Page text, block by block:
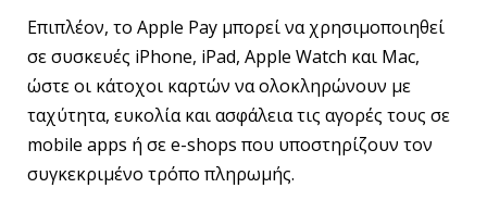
Επιπλέον, το Apple Pay μπορεί να χρησιμοποιηθεί
σε συσκευές iPhone, iPad, Apple Watch και Mac,
ώστε οι κάτοχοι καρτών να ολοκληρώνουν με
ταχύτητα, ευκολία και ασφάλεια τις αγορές τους σε
mobile apps ή σε e-shops που υποστηρίζουν τον
συγκεκριμένο τρόπο πληρωμής.